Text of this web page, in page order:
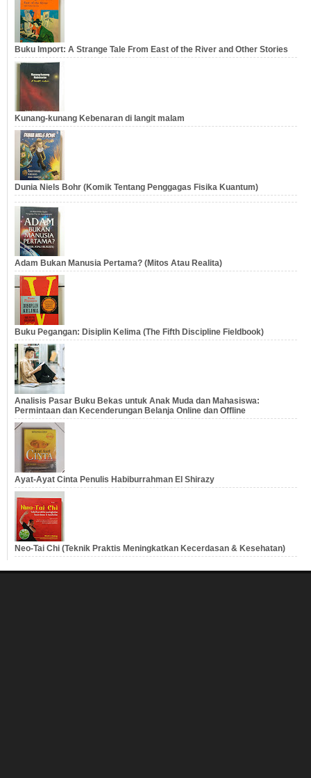
Buku Import: A Strange Tale From East of the River and Other Stories
Kunang-kunang Kebenaran di langit malam
Dunia Niels Bohr (Komik Tentang Penggagas Fisika Kuantum)
Adam Bukan Manusia Pertama? (Mitos Atau Realita)
Buku Pegangan: Disiplin Kelima (The Fifth Discipline Fieldbook)
Analisis Pasar Buku Bekas untuk Anak Muda dan Mahasiswa:
Permintaan dan Kecenderungan Belanja Online dan Offline
Ayat-Ayat Cinta Penulis Habiburrahman El Shirazy
Neo-Tai Chi (Teknik Praktis Meningkatkan Kecerdasan & Kesehatan)